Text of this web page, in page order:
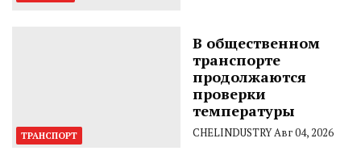
ТРАНСПОРТ
В общественном
транспорте
продолжаются
проверки
температуры
CHELINDUSTRYАвг 04, 2026